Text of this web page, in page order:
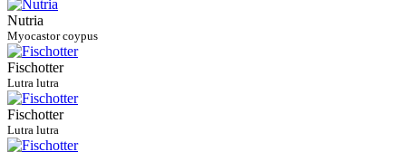
Nutria
Myocastor coypus
Fischotter
Lutra lutra
Fischotter
Lutra lutra